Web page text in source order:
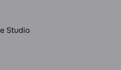
Studio